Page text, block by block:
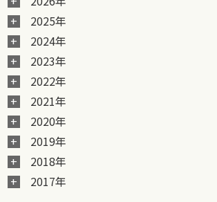
2025年
2024年
2023年
2022年
2021年
2020年
2019年
2018年
2017年